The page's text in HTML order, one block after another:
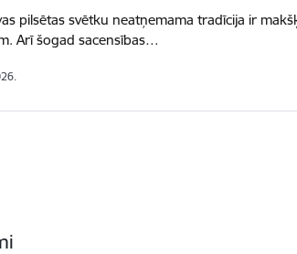
pilsētas svētku neatņemama tradīcija ir
Arī šogad sacensības…